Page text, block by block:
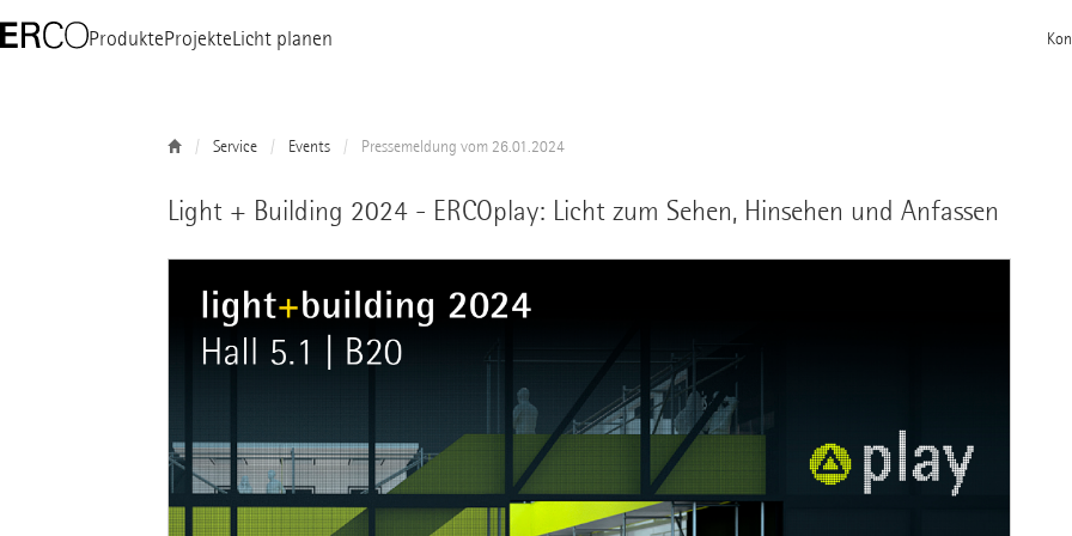
ProdukteProjekteLicht planen
Service Events Pressemeldung vom 26.01.2024
Light + Building 2024 - ERCOplay: Licht zum Sehen, Hinsehen und Anfassen